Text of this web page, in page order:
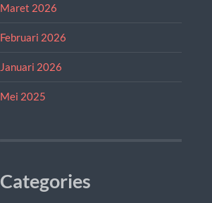
Maret 2026
Februari 2026
Januari 2026
Mei 2025
Categories